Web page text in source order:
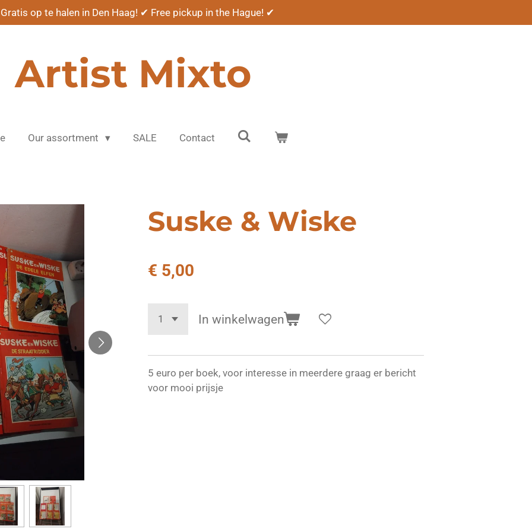
op te halen in Den Haag! ✔ Free pickup in the Hague! ✔
Artist Mixto
Our assortment SALE Contact
Suske & Wiske
€ 5,00
In winkelwagen
5 euro per boek, voor interesse in meerdere graag er bericht
voor mooi prijsje